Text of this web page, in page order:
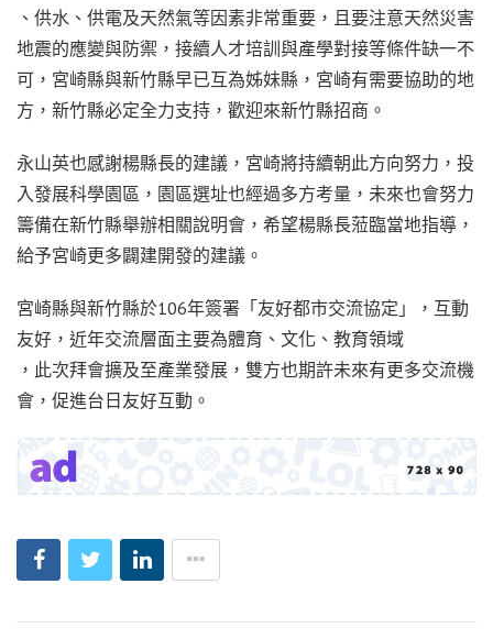
、供水、供電及天然氣等因素非常重要，且要注意天然災害
地震的應變與防禦，接續人才培訓與產學對接等條件缺一不
可，宮崎縣與新竹縣早已互為姊妹縣，宮崎有需要協助的地
方，新竹縣必定全力支持，歡迎來新竹縣招商。
永山英也感謝楊縣長的建議，宮崎將持續朝此方向努力，投
入發展科學園區，園區選址也經過多方考量，未來也會努力
籌備在新竹縣舉辦相關說明會，希望楊縣長蒞臨當地指導，
給予宮崎更多闢建開發的建議。
宮崎縣與新竹縣於106年簽署「友好都市交流協定」，互動
友好，近年交流層面主要為體育、文化、教育領域
，此次拜會擴及至產業發展，雙方也期許未來有更多交流機
會，促進台日友好互動。